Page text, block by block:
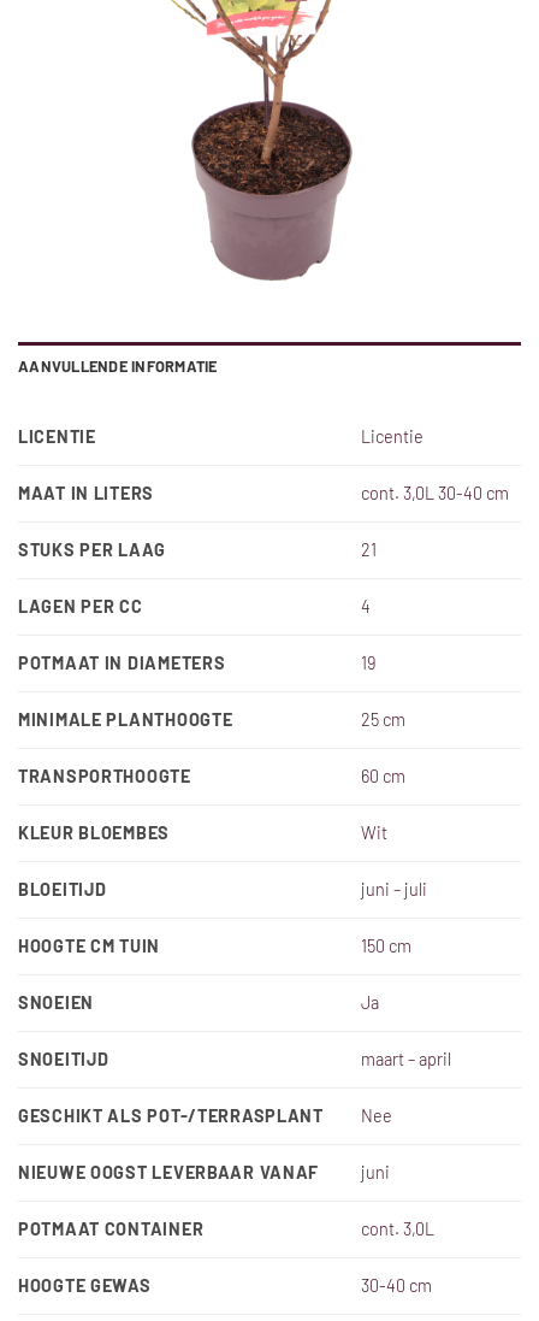
AANVULLENDE INFORMATIE
LICENTIE Licentie
MAAT IN LITERS cont. 3,0L 30-40 cm
STUKS PER LAAG 21
LAGEN PER CC 4
POTMAAT IN DIAMETERS 19
MINIMALE PLANTHOOGTE 25 cm
TRANSPORTHOOGTE 60 cm
KLEUR BLOEMBES Wit
BLOEITIJD juni – juli
HOOGTE CM TUIN 150 cm
SNOEIEN Ja
SNOEITIJD maart – april
GESCHIKT ALS POT-/TERRASPLANT Nee
NIEUWE OOGST LEVERBAAR VANAF juni
POTMAAT CONTAINER cont. 3,0L
HOOGTE GEWAS 30-40 cm